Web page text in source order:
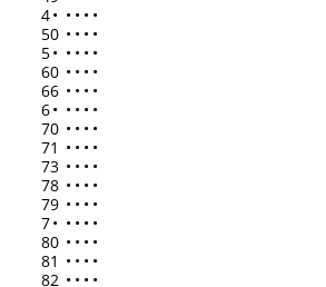
4• • • • •
50 • • • •
5• • • • •
60 • • • •
66 • • • •
6• • • • •
70 • • • •
71 • • • •
73 • • • •
78 • • • •
79 • • • •
7• • • • •
80 • • • •
81 • • • •
82 • • • •